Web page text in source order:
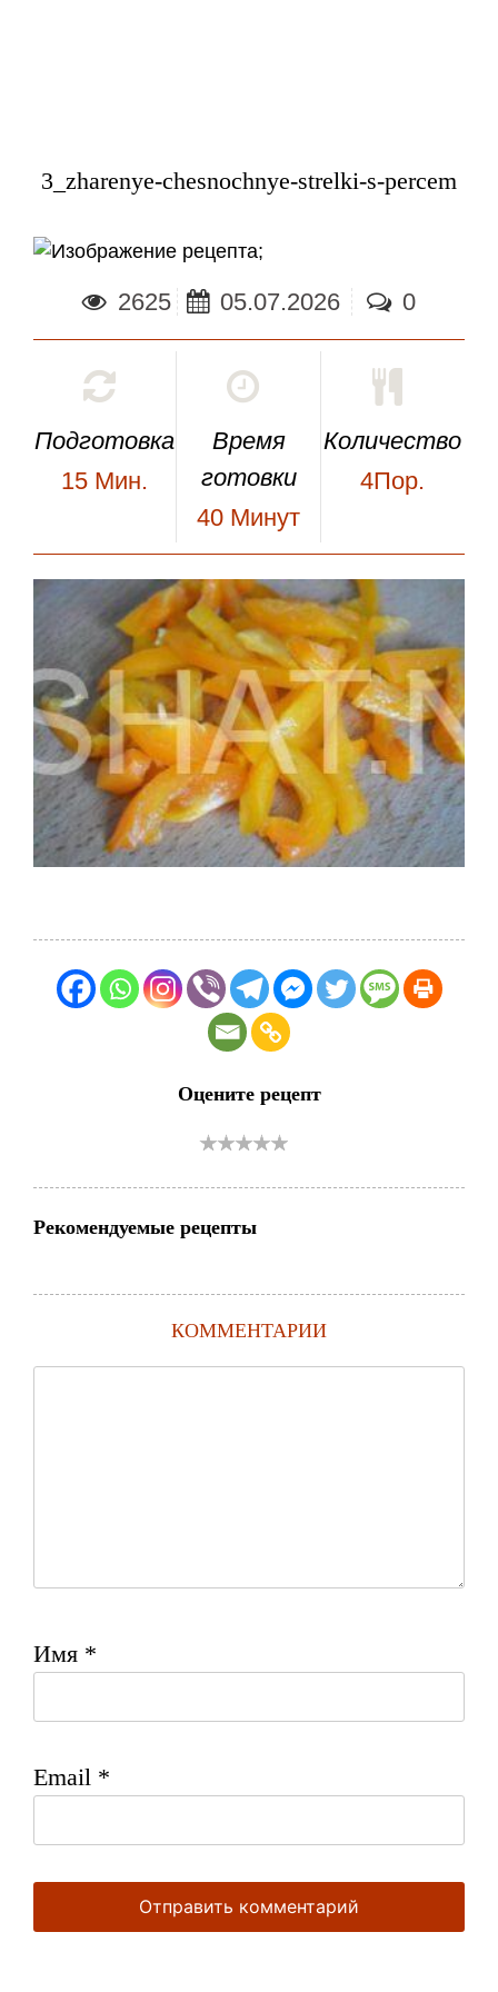
3_zharenye-chesnochnye-strelki-s-percem
;
2625 05.07.2026 0
Подготовка
15 Мин.
Время
готовки
40 Минут
Количество
4Пор.
Оцените рецепт
Рекомендуемые рецепты
КОММЕНТАРИИ
Имя *
Email *